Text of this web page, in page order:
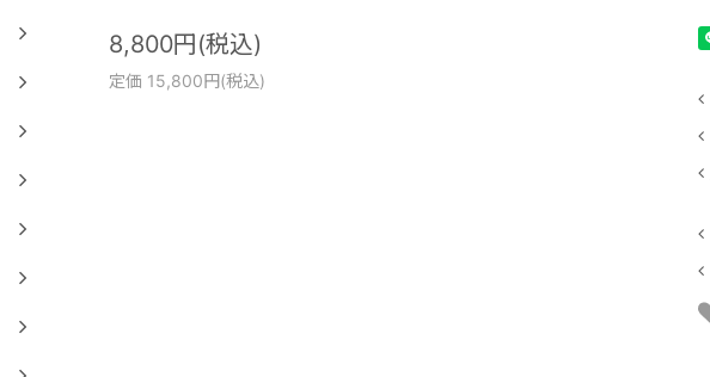
8,800円(税込)
定価 15,800円(税込)